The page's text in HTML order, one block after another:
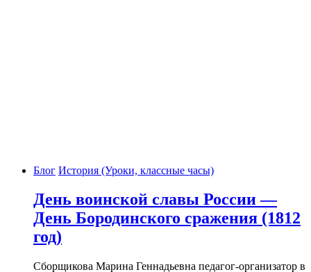
Блог История (Уроки, классные часы)
День воинской славы России —
День Бородинского сражения (1812
год)
Сборщикова Марина Геннадьевна педагог-организатор в